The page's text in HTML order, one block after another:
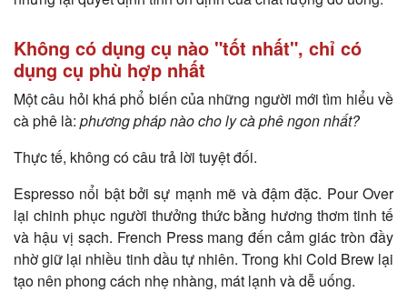
Không có dụng cụ nào "tốt nhất", chỉ có
dụng cụ phù hợp nhất
Một câu hỏi khá phổ biến của những người mới tìm hiểu về
cà phê là: phương pháp nào cho ly cà phê ngon nhất?
Thực tế, không có câu trả lời tuyệt đối.
Espresso nổi bật bởi sự mạnh mẽ và đậm đặc. Pour Over
lại chinh phục người thưởng thức bằng hương thơm tinh tế
và hậu vị sạch. French Press mang đến cảm giác tròn đầy
nhờ giữ lại nhiều tinh dầu tự nhiên. Trong khi Cold Brew lại
tạo nên phong cách nhẹ nhàng, mát lạnh và dễ uống.